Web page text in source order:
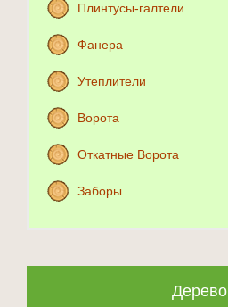
Плинтусы-галтели
Фанера
Утеплители
Ворота
Откатные Ворота
Заборы
Дерево